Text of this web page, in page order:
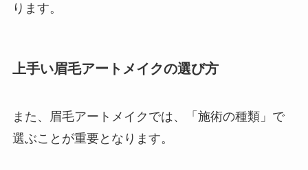
ります。
上手い眉毛アートメイクの選び方
また、眉毛アートメイクでは、「施術の種類」で
選ぶことが重要となります。